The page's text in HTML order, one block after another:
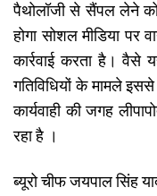
पैथोलॉजी से सैंपल लेने
होगा सोशल मीडिया पर
कार्रवाई करता है। वैसे
गतिविधियों के मामले
कार्यवाही की जगह
रहा है ।
ब्यूरो चीफ जयपाल सिंह